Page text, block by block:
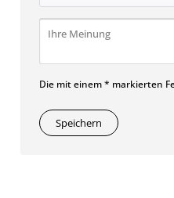
Die mit einem * markierten
Speichern